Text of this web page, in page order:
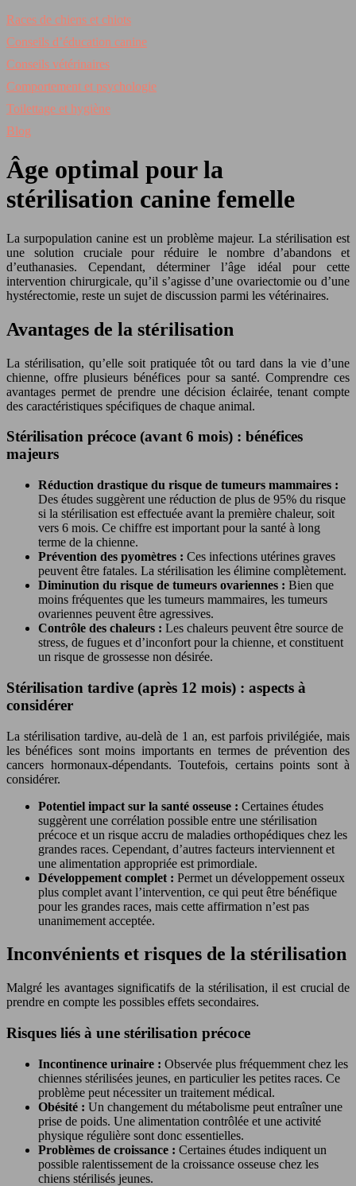
Races de chiens et chiots
Conseils d’éducation canine
Conseils vétérinaires
Comportement et psychologie
Toilettage et hygiène
Blog
Âge optimal pour la
stérilisation canine femelle
La surpopulation canine est un problème majeur. La stérilisation est
une solution cruciale pour réduire le nombre d’abandons et
d’euthanasies. Cependant, déterminer l’âge idéal pour cette
intervention chirurgicale, qu’il s’agisse d’une ovariectomie ou d’une
hystérectomie, reste un sujet de discussion parmi les vétérinaires.
Avantages de la stérilisation
La stérilisation, qu’elle soit pratiquée tôt ou tard dans la vie d’une
chienne, offre plusieurs bénéfices pour sa santé. Comprendre ces
avantages permet de prendre une décision éclairée, tenant compte
des caractéristiques spécifiques de chaque animal.
Stérilisation précoce (avant 6 mois) : bénéfices
majeurs
Réduction drastique du risque de tumeurs mammaires :
Des études suggèrent une réduction de plus de 95% du risque
si la stérilisation est effectuée avant la première chaleur, soit
vers 6 mois. Ce chiffre est important pour la santé à long
terme de la chienne.
Prévention des pyomètres : Ces infections utérines graves
peuvent être fatales. La stérilisation les élimine complètement.
Diminution du risque de tumeurs ovariennes : Bien que
moins fréquentes que les tumeurs mammaires, les tumeurs
ovariennes peuvent être agressives.
Contrôle des chaleurs : Les chaleurs peuvent être source de
stress, de fugues et d’inconfort pour la chienne, et constituent
un risque de grossesse non désirée.
Stérilisation tardive (après 12 mois) : aspects à
considérer
La stérilisation tardive, au-delà de 1 an, est parfois privilégiée, mais
les bénéfices sont moins importants en termes de prévention des
cancers hormonaux-dépendants. Toutefois, certains points sont à
considérer.
Potentiel impact sur la santé osseuse : Certaines études
suggèrent une corrélation possible entre une stérilisation
précoce et un risque accru de maladies orthopédiques chez les
grandes races. Cependant, d’autres facteurs interviennent et
une alimentation appropriée est primordiale.
Développement complet : Permet un développement osseux
plus complet avant l’intervention, ce qui peut être bénéfique
pour les grandes races, mais cette affirmation n’est pas
unanimement acceptée.
Inconvénients et risques de la stérilisation
Malgré les avantages significatifs de la stérilisation, il est crucial de
prendre en compte les possibles effets secondaires.
Risques liés à une stérilisation précoce
Incontinence urinaire : Observée plus fréquemment chez les
chiennes stérilisées jeunes, en particulier les petites races. Ce
problème peut nécessiter un traitement médical.
Obésité : Un changement du métabolisme peut entraîner une
prise de poids. Une alimentation contrôlée et une activité
physique régulière sont donc essentielles.
Problèmes de croissance : Certaines études indiquent un
possible ralentissement de la croissance osseuse chez les
chiens stérilisés jeunes.